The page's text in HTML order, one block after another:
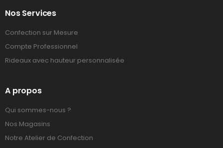
Nos Services
Confection sur Mesure
Compte Professionnel
Rideaux avec hauteur personnalisée
A propos
Qui sommes-nous ?
Nos Magasins
Notre Atelier de Confection